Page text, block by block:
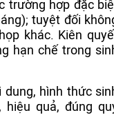
trường hợp đặc
tuyệt đối
khác. Kiên
hạn chế trong
hình thức
quả, đúng